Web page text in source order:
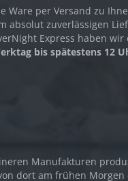
per Versand zu
absolut zuverlässigen
Express haben wir
bis spätestens 12
Manufakturen
dort am frühen Morgen